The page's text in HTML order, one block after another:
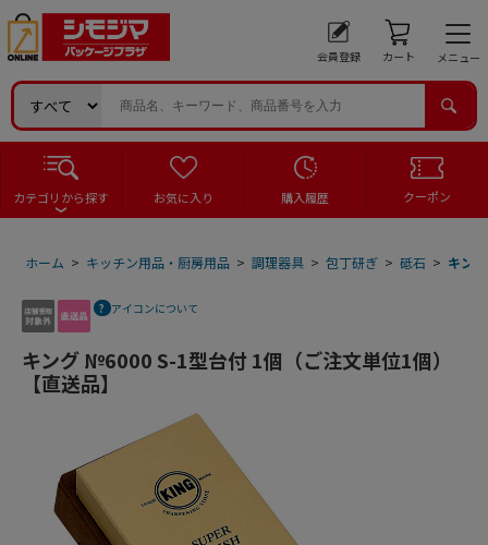
会員登録 カート メニュー
カテゴリから探す お気に入り 購入履歴 クーポン
ホーム > キッチン用品・厨房用品 > 調理器具 > 包丁研ぎ > 砥石 > キン
アイコンについて
キング №6000 S-1型台付 1個（ご注文単位1個）
【直送品】